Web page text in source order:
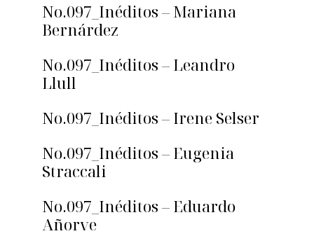
No.097_Inéditos – Mariana
Bernárdez
No.097_Inéditos – Leandro
Llull
No.097_Inéditos – Irene Selser
No.097_Inéditos – Eugenia
Straccali
No.097_Inéditos – Eduardo
Añorve